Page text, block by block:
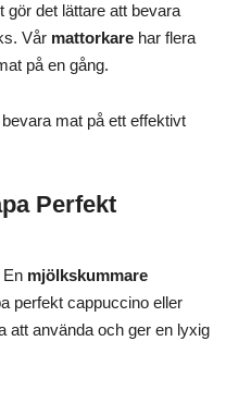
det lättare att bevara
Vår mattorkare har flera
på en gång.
mat på ett effektivt
Perfekt
En mjölkskummare
perfekt cappuccino eller
att använda och ger en lyxig